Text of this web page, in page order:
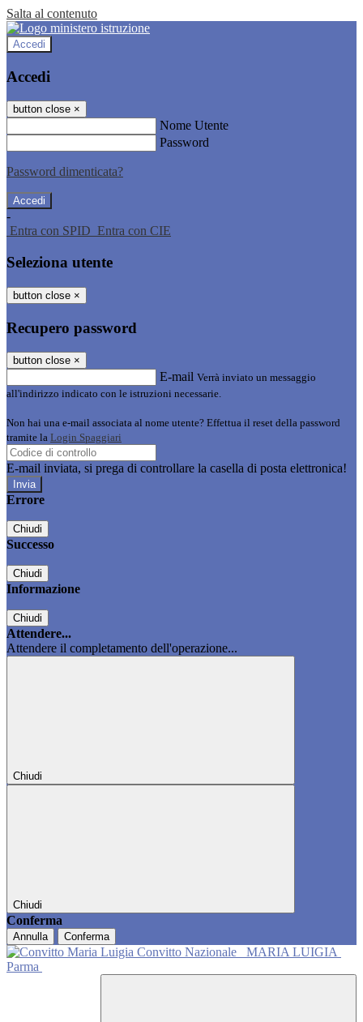
Salta al contenuto
Accedi
Accedi
button close ×
Nome Utente
Password
Password dimenticata?
-
Entra con SPID Entra con CIE
Seleziona utente
button close ×
Recupero password
button close ×
E-mail Verrà inviato un messaggio
all'indirizzo indicato con le istruzioni necessarie.
Non hai una e-mail associata al nome utente? Effettua il reset della password
tramite la Login Spaggiari
E-mail inviata, si prega di controllare la casella di posta elettronica!
Errore
Chiudi
Successo
Chiudi
Informazione
Chiudi
Attendere...
Attendere il completamento dell'operazione...
Chiudi
Chiudi
Conferma
Annulla Conferma
Convitto Nazionale
MARIA LUIGIA
Parma